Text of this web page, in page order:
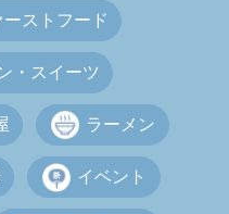
ストフード
・スイーツ
ラーメン
イベント